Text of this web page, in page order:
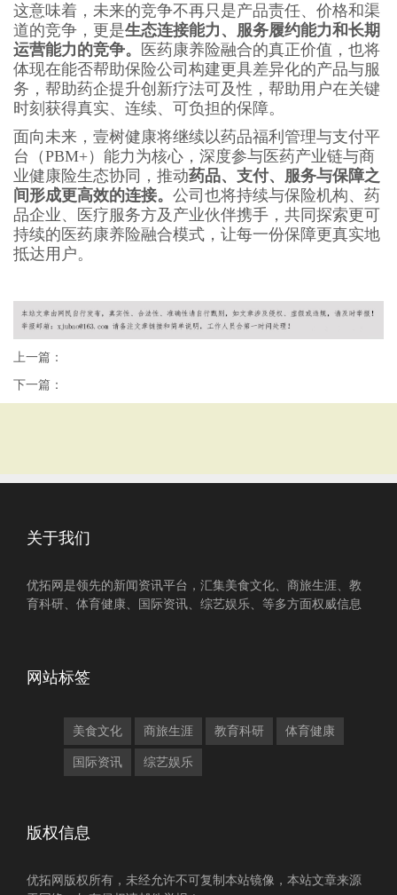
这意味着，未来的竞争不再只是产品责任、价格和渠
道的竞争，更是生态连接能力、服务履约能力和长期
运营能力的竞争。 医药康养险融合的真正价值，也将
体现在能否帮助保险公司构建更具差异化的产品与服
务，帮助药企提升创新疗法可及性，帮助用户在关键
时刻获得真实、连续、可负担的保障。
面向未来，壹树健康将继续以药品福利管理与支付平
台（PBM+）能力为核心，深度参与医药产业链与商
业健康险生态协同，推动药品、支付、服务与保障之
间形成更高效的连接。 公司也将持续与保险机构、药
品企业、医疗服务方及产业伙伴携手，共同探索更可
持续的医药康养险融合模式，让每一份保障更真实地
抵达用户。
上一篇：
下一篇：
关于我们
优拓网是领先的新闻资讯平台，汇集美食文化、商旅生涯、教
育科研、体育健康、国际资讯、综艺娱乐、等多方面权威信息
网站标签
美食文化 商旅生涯 教育科研 体育健康
国际资讯 综艺娱乐
版权信息
优拓网版权所有，未经允许不可复制本站镜像，本站文章来源